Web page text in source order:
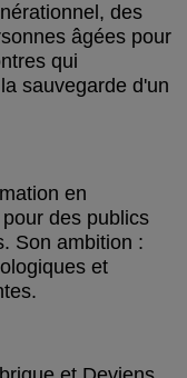
des
âgées pour
qui
sauvegarde d'un
en
des publics
Son ambition :
et